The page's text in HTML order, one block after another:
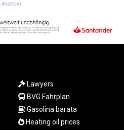
NIO 42.477873
PEN 3.901993
PGK 5.100167
Anúncio
Lawyers
BVG Fahrplan
Gasolina barata
Heating oil prices